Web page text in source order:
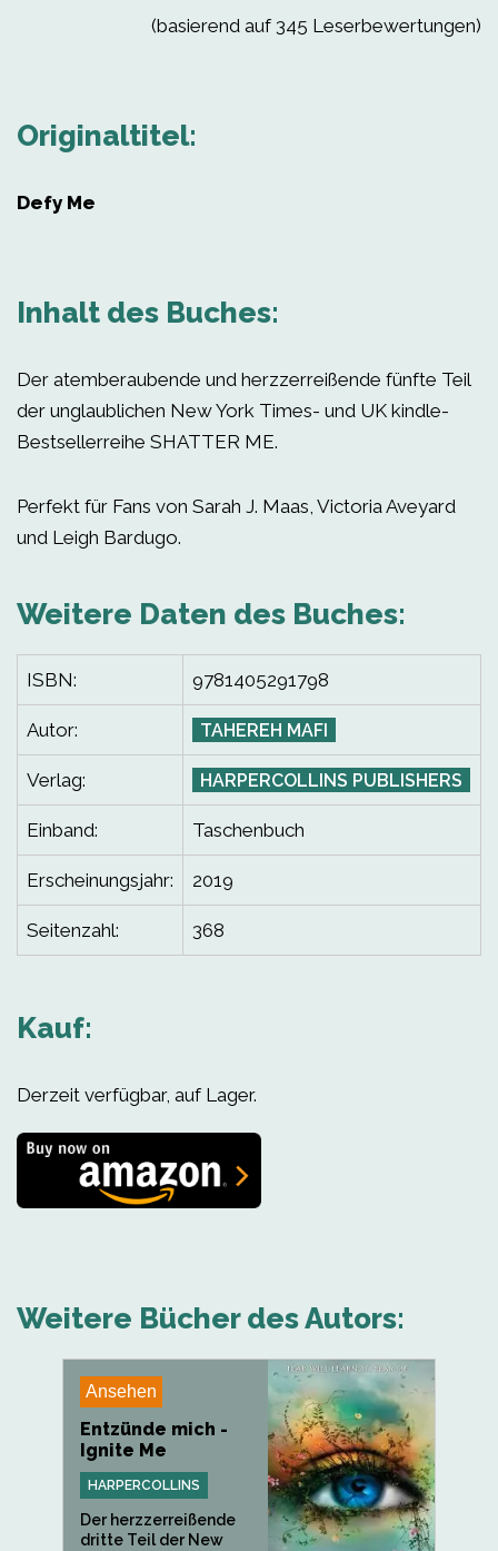
(basierend auf 345 Leserbewertungen)
Originaltitel:
Defy Me
Inhalt des Buches:
Der atemberaubende und herzzerreißende fünfte Teil
der unglaublichen New York Times- und UK kindle-
Bestsellerreihe SHATTER ME.
Perfekt für Fans von Sarah J. Maas, Victoria Aveyard
und Leigh Bardugo.
Weitere Daten des Buches:
ISBN: 9781405291798
Autor: TAHEREH MAFI
Verlag: HARPERCOLLINS PUBLISHERS
Einband: Taschenbuch
Erscheinungsjahr: 2019
Seitenzahl: 368
Kauf:
Derzeit verfügbar, auf Lager.
Weitere Bücher des Autors:
Ansehen
Entzünde mich -
Ignite Me
HARPERCOLLINS
Der herzzerreißende
dritte Teil der New